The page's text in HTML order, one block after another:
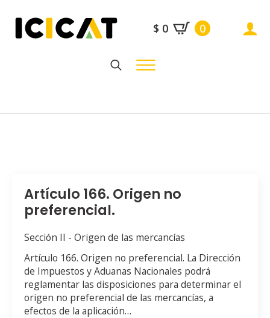
$ 0 0
Artículo 166. Origen no
preferencial.
Sección II - Origen de las mercancías
Artículo 166. Origen no preferencial. La Dirección
de Impuestos y Aduanas Nacionales podrá
reglamentar las disposiciones para determinar el
origen no preferencial de las mercancías, a
efectos de la aplicación…